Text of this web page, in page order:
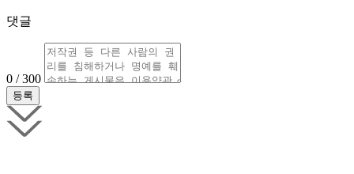
댓글
0 / 300